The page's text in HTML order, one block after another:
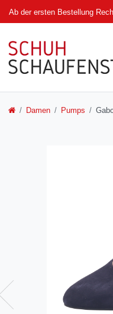
Ab der ersten Bestellung
Damen Pumps